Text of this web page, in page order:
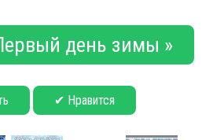
день зимы »
✔ Нравится